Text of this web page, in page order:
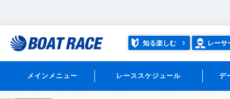
知る楽しむ レーサ
メインメニュー レーススケジュール デ